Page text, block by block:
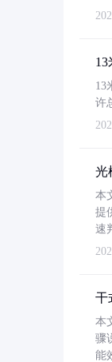
13
许
光
本
提
速
干
本
骤
能